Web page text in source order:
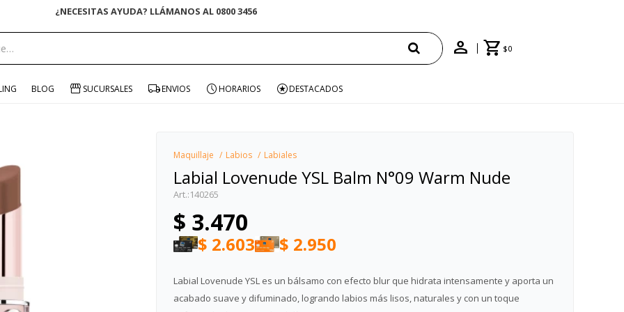
¿NECESITAS AYUDA? LLÁMANOS AL 0800 3456
$0
BLOG SUCURSALES ENVIOS HORARIOS DESTACADOS
Maquillaje Labios Labiales
Labial Lovenude YSL Balm N°09 Warm Nude
140265
$ 3.470
$ 2.603 $ 2.950
Labial Lovenude YSL es un bálsamo con efecto blur que hidrata intensamente y aporta un
acabado suave y difuminado, logrando labios más lisos, naturales y con un toque